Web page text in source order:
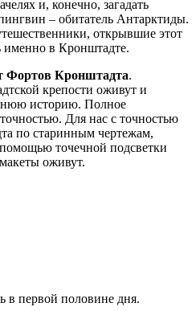
и, конечно, загадать
– обитатель Антарктиды.
открывшие этот
именно в Кронштадте.
Фортов Кронштадта.
крепости оживут и
историю. Полное
Для нас с точностью
по старинным чертежам,
точечной подсветки
оживут.
в первой половине дня.